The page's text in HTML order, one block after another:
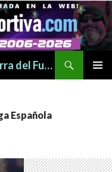
LaBestiaDeportiva.com, de Tierra del Fuego para todo el mundo
Española